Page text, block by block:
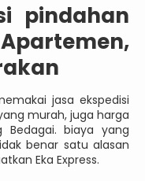
pindahan
jasa ekspedisi
murah, juga harga
Bedagai. biaya yang
benar satu alasan
Eka Express.